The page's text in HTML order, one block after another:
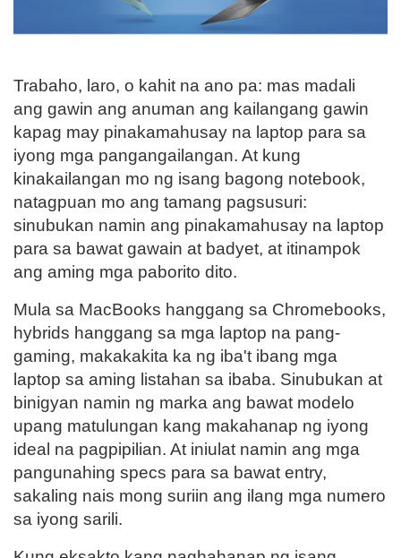
Trabaho, laro, o kahit na ano pa: mas madali
ang gawin ang anuman ang kailangang gawin
kapag may pinakamahusay na laptop para sa
iyong mga pangangailangan. At kung
kinakailangan mo ng isang bagong notebook,
natagpuan mo ang tamang pagsusuri:
sinubukan namin ang pinakamahusay na laptop
para sa bawat gawain at badyet, at itinampok
ang aming mga paborito dito.
Mula sa MacBooks hanggang sa Chromebooks,
hybrids hanggang sa mga laptop na pang-
gaming, makakakita ka ng iba't ibang mga
laptop sa aming listahan sa ibaba. Sinubukan at
binigyan namin ng marka ang bawat modelo
upang matulungan kang makahanap ng iyong
ideal na pagpipilian. At iniulat namin ang mga
pangunahing specs para sa bawat entry,
sakaling nais mong suriin ang ilang mga numero
sa iyong sarili.